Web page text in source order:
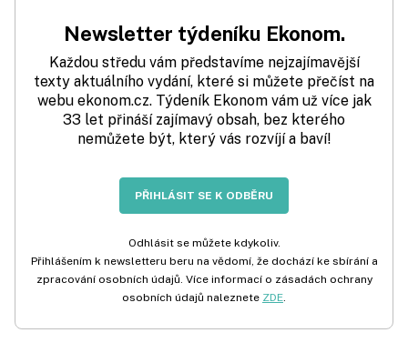
Newsletter týdeníku Ekonom.
Každou středu vám představíme nejzajímavější
texty aktuálního vydání, které si můžete přečíst na
webu ekonom.cz. Týdeník Ekonom vám už více jak
33 let přináší zajímavý obsah, bez kterého
nemůžete být, který vás rozvíjí a baví!
PŘIHLÁSIT SE K ODBĚRU
Odhlásit se můžete kdykoliv.
Přihlášením k newsletteru beru na vědomí, že dochází ke sbírání a
zpracování osobních údajů. Více informací o zásadách ochrany
osobních údajů naleznete ZDE.